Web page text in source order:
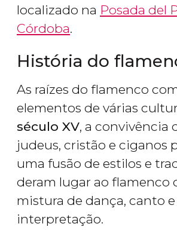
localizado na Posada del
Córdoba.
História do
As raízes do flamenco
elementos de várias
século XV, a convivência
judeus, cristão e ciganos
uma fusão de estilos e
deram lugar ao flamenco
mistura de dança, canto e
interpretação.